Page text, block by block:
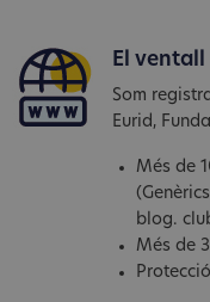
El
Som
Eurid,
Més de
blog.
Més de